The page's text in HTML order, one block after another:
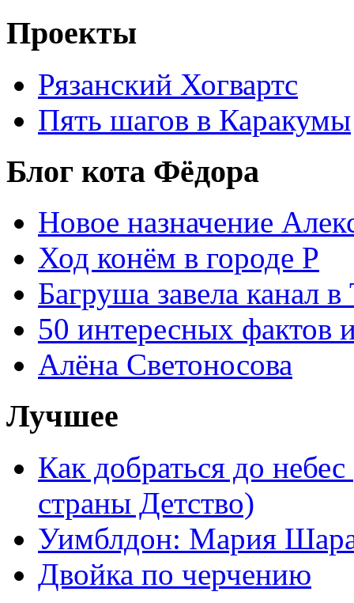
Проекты
Рязанский Хогвартс
Пять шагов в Каракумы
Блог кота Фёдора
Новое назначение
Ход конём в городе Р
Багруша завела канал в
50 интересных фактов
Алёна Светоносова
Лучшее
Как добраться до
страны Детство)
Уимблдон: Мария
Двойка по черчению